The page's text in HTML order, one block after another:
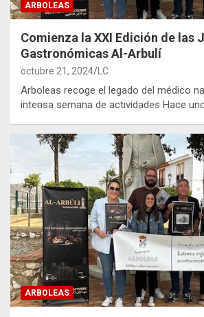
ARBOLEAS
Comienza la XXI Edición de las
Gastronómicas Al-Arbulí
octubre 21, 2024 LC
Arboleas recoge el legado del médico
intensa semana de actividades Hace
ARBOLEAS